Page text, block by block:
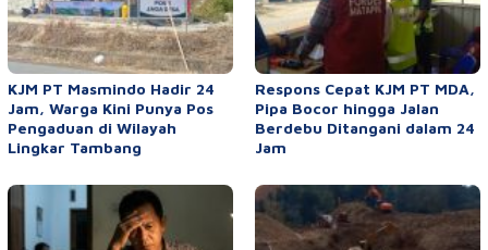
KJM PT Masmindo Hadir 24
Jam, Warga Kini Punya Pos
Pengaduan di Wilayah
Lingkar Tambang
Respons Cepat KJM PT MDA,
Pipa Bocor hingga Jalan
Berdebu Ditangani dalam 24
Jam